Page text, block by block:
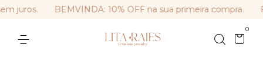
juros. BEMVINDA: 10% OFF na sua primeira compra.
0